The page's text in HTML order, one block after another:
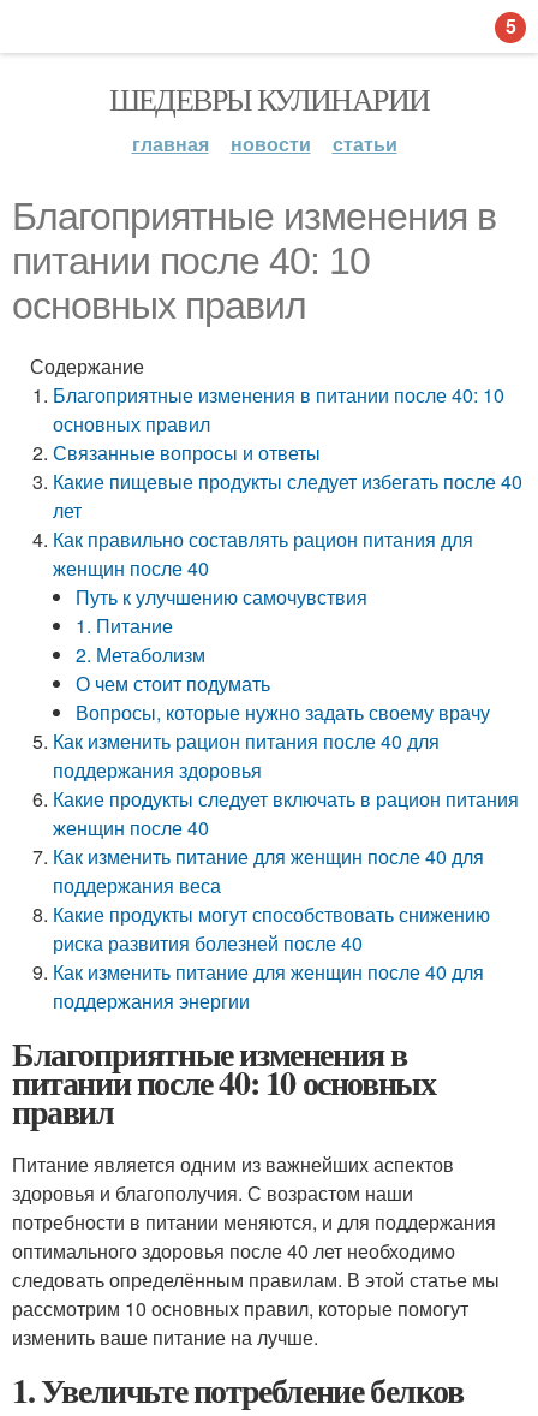
ШЕДЕВРЫ КУЛИНАРИИ
главная новости статьи
Благоприятные изменения в
питании после 40: 10
основных правил
Содержание
Благоприятные изменения в питании после 40: 10
основных правил
Связанные вопросы и ответы
Какие пищевые продукты следует избегать после 40
лет
Как правильно составлять рацион питания для
женщин после 40
Путь к улучшению самочувствия
1. Питание
2. Метаболизм
О чем стоит подумать
Вопросы, которые нужно задать своему врачу
Как изменить рацион питания после 40 для
поддержания здоровья
Какие продукты следует включать в рацион питания
женщин после 40
Как изменить питание для женщин после 40 для
поддержания веса
Какие продукты могут способствовать снижению
риска развития болезней после 40
Как изменить питание для женщин после 40 для
поддержания энергии
Благоприятные изменения в
питании после 40: 10 основных
правил
Питание является одним из важнейших аспектов
здоровья и благополучия. С возрастом наши
потребности в питании меняются, и для поддержания
оптимального здоровья после 40 лет необходимо
следовать определённым правилам. В этой статье мы
рассмотрим 10 основных правил, которые помогут
изменить ваше питание на лучше.
1. Увеличьте потребление белков
5